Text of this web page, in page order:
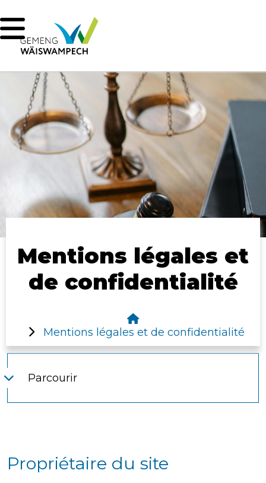
Mentions légales et
de confidentialité
Mentions légales et de confidentialité
Parcourir
Propriétaire du site